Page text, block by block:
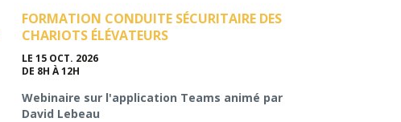
FORMATION CONDUITE SÉCURITAIRE DES
CHARIOTS ÉLÉVATEURS
LE 15 OCT. 2026
DE 8H À 12H
Webinaire sur l'application Teams animé par
David Lebeau